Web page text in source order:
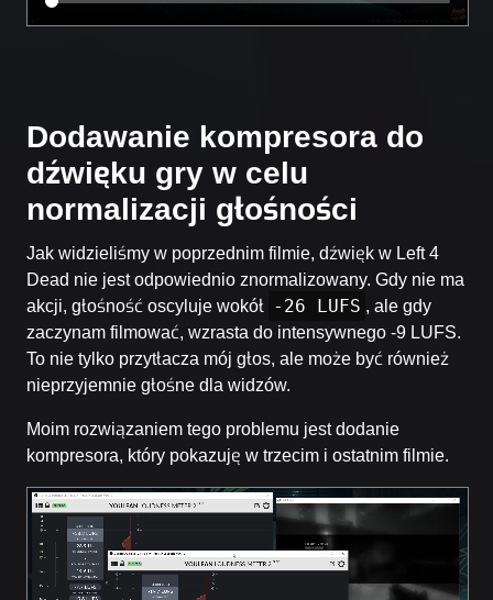
Dodawanie kompresora do
dźwięku gry w celu
normalizacji głośności
Jak widzieliśmy w poprzednim filmie, dźwięk w Left 4
Dead nie jest odpowiednio znormalizowany. Gdy nie ma
akcji, głośność oscyluje wokół
-26 LUFS , ale gdy
zaczynam filmować, wzrasta do intensywnego -9 LUFS.
To nie tylko przytłacza mój głos, ale może być również
nieprzyjemnie głośne dla widzów.
Moim rozwiązaniem tego problemu jest dodanie
kompresora, który pokazuję w trzecim i ostatnim filmie.